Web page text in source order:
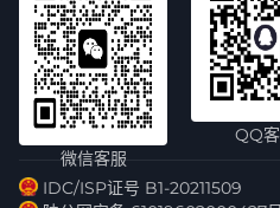
微信客服
QQ
IDC/ISP证号 B1-20211509